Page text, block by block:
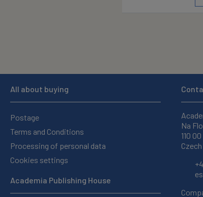
All about buying
Postage
Terms and Conditions
Processing of personal data
Cookies settings
Academia Publishing House
Na
110